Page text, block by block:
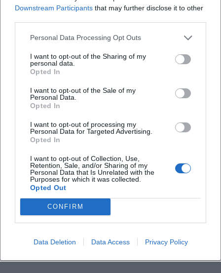
Downstream Participants that may further disclose it to other
Personal Data Processing Opt Outs
I want to opt-out of the Sharing of my
personal data.
Opted In
I want to opt-out of the Sale of my
Personal Data.
Opted In
I want to opt-out of processing my
Personal Data for Targeted Advertising.
Opted In
I want to opt-out of Collection, Use,
Retention, Sale, and/or Sharing of my
Personal Data that Is Unrelated with the
Purposes for which it was collected.
Opted Out
CONFIRM
Data Deletion Data Access Privacy Policy
Welche Musik kann ich erwarten?
Wie viel kosten die Tickets?
Ist die Veranstaltung barrierefrei zugänglich?
Findet das Konzert drinnen oder draußen statt?